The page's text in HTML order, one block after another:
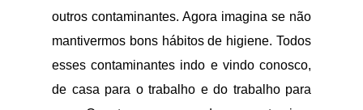
outros contaminantes. Agora imagina se não
mantivermos bons hábitos de higiene. Todos
esses contaminantes indo e vindo conosco,
de casa para o trabalho e do trabalho para